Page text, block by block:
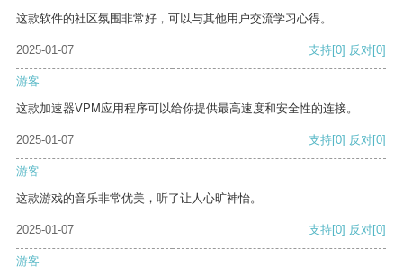
这款软件的社区氛围非常好，可以与其他用户交流学习心得。
2025-01-07 支持[0] 反对[0]
游客
这款加速器VPM应用程序可以给你提供最高速度和安全性的连接。
2025-01-07 支持[0] 反对[0]
游客
这款游戏的音乐非常优美，听了让人心旷神怡。
2025-01-07 支持[0] 反对[0]
游客